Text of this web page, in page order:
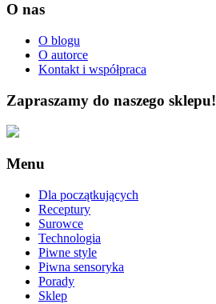
O nas
O blogu
O autorce
Kontakt i współpraca
Zapraszamy do naszego sklepu!
Menu
Dla początkujących
Receptury
Surowce
Technologia
Piwne style
Piwna sensoryka
Porady
Sklep